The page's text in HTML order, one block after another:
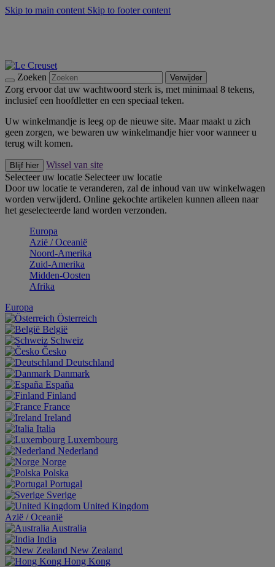
Skip to main content Skip to footer content
Zoeken Verwijder
Zorg ervoor dat uw wachtwoord sterk is, met minimaal 8 tekens,
inclusief een hoofdletter en een speciaal teken.
Uw winkelmandje is leeg op de nieuwe site. Maar maakt u zich
geen zorgen, we bewaren uw winkelmandje hier voor wanneer u
terug wilt komen.
Blijf hier
Wissel van site
Selecteer uw locatie Selecteer uw locatie
Door uw locatie te veranderen, zal de inhoud van uw winkelwagen
worden verwijderd. Online gekochte artikelen kunnen alleen naar
het geselecteerde land worden verzonden.
Europa
Aziё / Oceaniё
Noord-Amerika
Zuid-Amerika
Midden-Oosten
Afrika
Europa
Österreich
België
Schweiz
Česko
Deutschland
Danmark
España
Finland
France
Ireland
Italia
Luxembourg
Nederland
Norge
Polska
Portugal
Sverige
United Kingdom
Aziё / Oceaniё
Australia
India
New Zealand
Hong Kong